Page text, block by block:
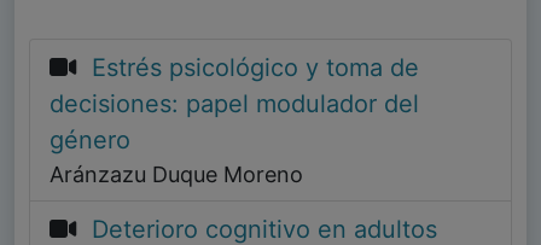
Estrés psicológico y toma de
decisiones: papel modulador del
género
Aránzazu Duque Moreno
Deterioro cognitivo en adultos